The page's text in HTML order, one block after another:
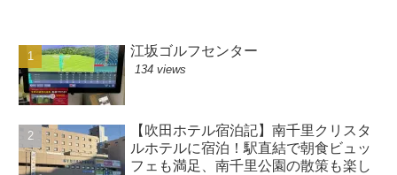
江坂ゴルフセンター
134 views
【吹田ホテル宿泊記】南千里クリスタ
ルホテルに宿泊！駅直結で朝食ビュッ
フェも満足、南千里公園の散策も楽し